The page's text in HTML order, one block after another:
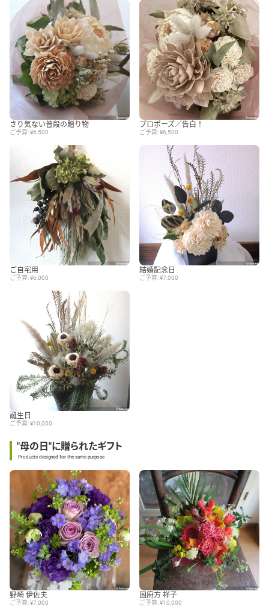
さり気ない普段の贈り物
ご予算: ¥6,500
プロポーズ／告白！
ご予算: ¥6,500
ご自宅用
ご予算: ¥6,000
結婚記念日
ご予算: ¥7,000
誕生日
ご予算: ¥10,000
"母の日"に贈られたギフト
Products designed for the same purpose
野崎 伊佐夫
ご予算: ¥7,000
国府方 祥子
ご予算: ¥10,000